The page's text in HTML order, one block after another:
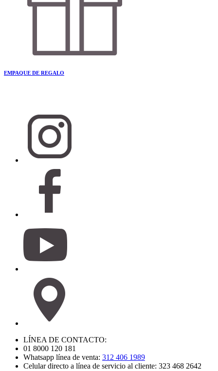
EMPAQUE DE REGALO
LÍNEA DE CONTACTO:
01 8000 120 181
Whatsapp línea de venta: 312 406 1989
Celular directo a línea de servicio al cliente: 323 468 2642